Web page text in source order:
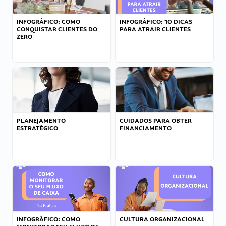
INFOGRÁFICO: COMO
CONQUISTAR CLIENTES DO
ZERO
INFOGRÁFICO: 10 DICAS
PARA ATRAIR CLIENTES
PLANEJAMENTO
ESTRATÉGICO
CUIDADOS PARA OBTER
FINANCIAMENTO
INFOGRÁFICO: COMO
CULTURA ORGANIZACIONAL